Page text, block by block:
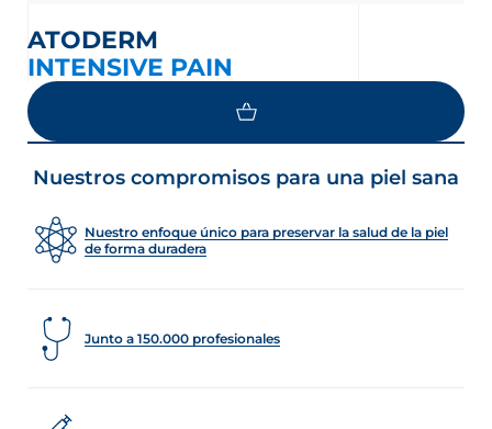
ATODERM
INTENSIVE PAIN
Nuestros compromisos para una piel sana
Nuestro enfoque único para preservar la salud de la piel
de forma duradera
Junto a 150.000 profesionales